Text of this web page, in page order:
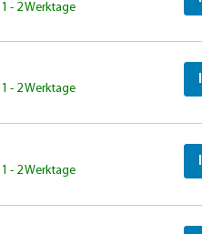
- 2 Werktage
- 2 Werktage
- 2 Werktage